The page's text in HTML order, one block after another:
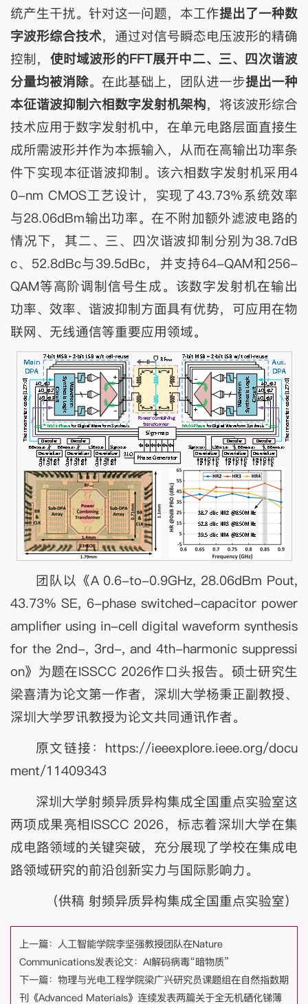
统产生干扰。针对这一问题，本工作提出了一种数
字波形综合技术，通过对信号瞬态电压波形的精确
控制， 使时域波形的FFT展开中二、三、四次谐波
分量均被消除。在此基础上，团队进一步提出一种
本征谐波抑制六相数字发射机架构，将该波形综合
技术应用于数字发射机中，在单元电路层面直接生
成所需波形并作为本振输入，从而在高输出功率条
件下实现本征谐波抑制。该六相数字发射机采用4
0-nm CMOS工艺设计，实现了43.73%系统效率
与28.06dBm输出功率。在不附加额外滤波电路的
情况下，其二、三、四次谐波抑制分别为38.7dB
c、52.8dBc与39.5dBc，并支持64-QAM和256-
QAM等高阶调制信号生成。该数字发射机在输出
功率、效率、谐波抑制方面具有优势，可应用在物
联网、无线通信等重要应用领域。
团队以《A 0.6-to-0.9GHz, 28.06dBm Pout,
43.73% SE, 6-phase switched-capacitor power
amplifier using in-cell digital waveform synthesis
for the 2nd-, 3rd-, and 4th-harmonic suppressi
on》为题在ISSCC 2026作口头报告。硕士研究生
梁喜清为论文第一作者，深圳大学杨秉正副教授、
深圳大学罗讯教授为论文共同通讯作者。
原文链接：https://ieeexplore.ieee.org/docu
ment/11409343
深圳大学射频异质异构集成全国重点实验室这
两项成果亮相ISSCC 2026，标志着深圳大学在集
成电路领域的关键突破，充分展现了学校在集成电
路领域研究的前沿创新实力与国际影响力。
（供稿 射频异质异构集成全国重点实验室）
上一篇： 人工智能学院李坚强教授团队在Nature
Communications发表论文：AI解码病毒“暗物质”
下一篇： 物理与光电工程学院梁广兴研究员课题组在自然指数期
刊《Advanced Materials》连续发表两篇关于全无机硒化锑薄